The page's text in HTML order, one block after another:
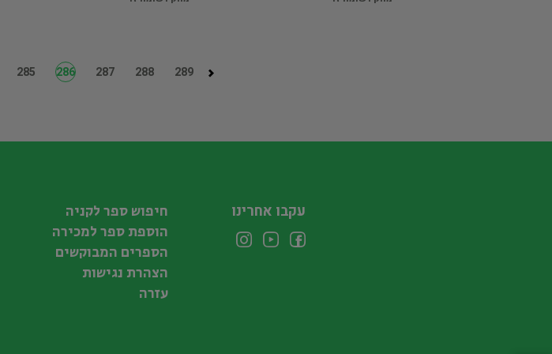
285 286 287 288 289
עקבו אחרינו
חיפוש ספר לקניה
הוספת ספר למכירה
הספרים המבוקשים
הצהרת נגישות
עזרה